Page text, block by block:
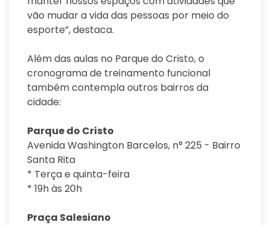
vão mudar a vida das pessoas por meio do
esporte”, destaca.
Além das aulas no Parque do Cristo, o
cronograma de treinamento funcional
também contempla outros bairros da
cidade:
Parque do Cristo
Avenida Washington Barcelos, n° 225 - Bairro
Santa Rita
* Terça e quinta-feira
* 19h às 20h
Praça Salesiano